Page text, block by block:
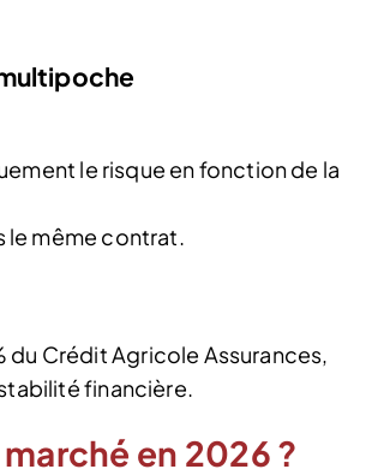
le risque en fonction de la
le même contrat.
du Crédit Agricole Assurances,
financière.
en 2026 ?